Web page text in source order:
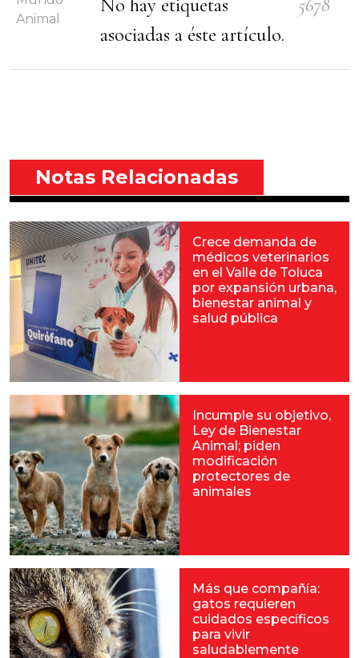
Animal
No hay etiquetas
asociadas a éste artículo.
5678
Notas Relacionadas
Crece demanda de
médicos veterinarios
en el Valle de Toluca
por expansión urbana,
bienestar animal y
salud pública
Incumple su objetivo,
Ley de Bienestar
Animal; piden
modificación
protectores de
animales
Más que compañía:
gatos requieren
cuidados específicos
para vivir
saludablemente